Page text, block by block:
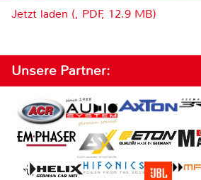
Jetzt laden (, PDF, 12.9 MB)
Unsere Partner: